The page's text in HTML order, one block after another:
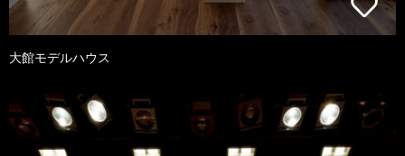
大館モデルハウス